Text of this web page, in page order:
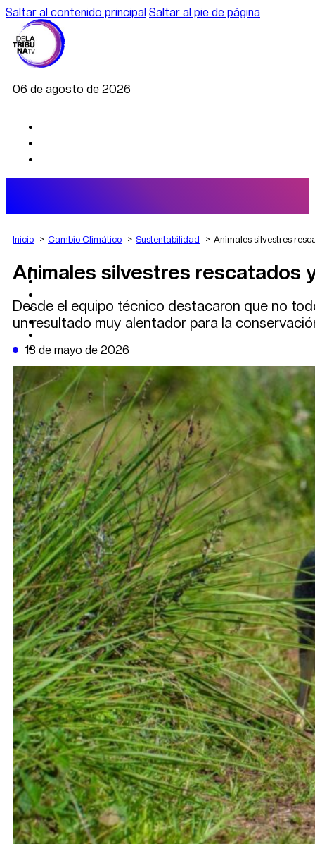
Saltar al contenido principal Saltar al pie de página
06 de agosto de 2026
AGRO
DEPORTES
POLÍTICA
CAMBIO CLIMÁTICO
DE LA TRIBUNA TV
Inicio Cambio Climático Sustentabilidad Animales silvestres
Animales silvestres rescatados
Desde el equipo técnico destacaron que no
un resultado muy alentador para la
13 de mayo de 2026